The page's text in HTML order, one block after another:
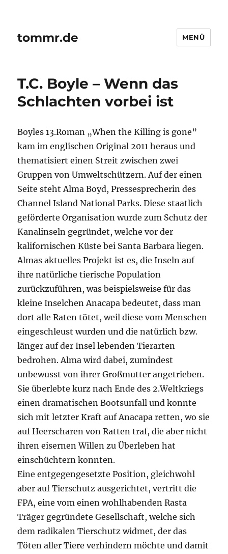
tommr.de MENÜ
T.C. Boyle – Wenn das
Schlachten vorbei ist
Boyles 13.Roman „When the Killing is gone”
kam im englischen Original 2011 heraus und
thematisiert einen Streit zwischen zwei
Gruppen von Umweltschützern. Auf der einen
Seite steht Alma Boyd, Pressesprecherin des
Channel Island National Parks. Diese staatlich
geförderte Organisation wurde zum Schutz der
Kanalinseln gegründet, welche vor der
kalifornischen Küste bei Santa Barbara liegen.
Almas aktuelles Projekt ist es, die Inseln auf
ihre natürliche tierische Population
zurückzuführen, was beispielsweise für das
kleine Inselchen Anacapa bedeutet, dass man
dort alle Raten tötet, weil diese vom Menschen
eingeschleust wurden und die natürlich bzw.
länger auf der Insel lebenden Tierarten
bedrohen. Alma wird dabei, zumindest
unbewusst von ihrer Großmutter angetrieben.
Sie überlebte kurz nach Ende des 2.Weltkriegs
einen dramatischen Bootsunfall und konnte
sich mit letzter Kraft auf Anacapa retten, wo sie
auf Heerscharen von Ratten traf, die aber nicht
ihren eisernen Willen zu Überleben hat
einschüchtern konnten.
Eine entgegengesetzte Position, gleichwohl
aber auf Tierschutz ausgerichtet, vertritt die
FPA, eine vom einen wohlhabenden Rasta
Träger gegründete Gesellschaft, welche sich
dem radikalen Tierschutz widmet, der das
Töten aller Tiere verhindern möchte und damit